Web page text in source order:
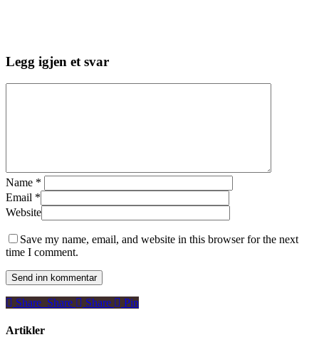
Legg igjen et svar
Name *
Email *
Website
Save my name, email, and website in this browser for the next
time I comment.
Share
Share Share Share Pin
Artikler